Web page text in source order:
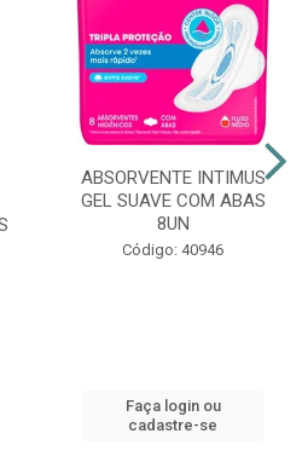
ABSORVENTE INTIMUS
GEL SUAVE COM ABAS
8UN
Código: 40946
Faça login ou
cadastre-se